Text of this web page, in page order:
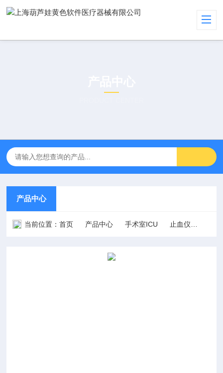
产品中心
当前位置：首页 产品中心 手术室ICU 止血仪